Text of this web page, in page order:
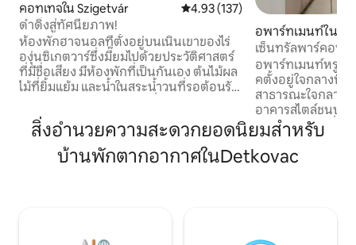
คอทเทจใน Szigetvár คะแนนเฉลี่ย 4.93 จาก 5, 137 รีวิว
4.93 (137)
ดำดิ่งสู่ทัศนียภาพ!
ห้องพักฮาจนอลที่ตั้งอยู่บนเนินเขาของไร่
องุ่นซิเกตวาร์ซึ่งมี๊ยมไปด้วยประวัติศาสตร์
ที่มีชื่อเสียง มีห้องพักที่เป็นกันเอง ต้นไม้ผล
ไม้ที่ยิ้มแย้ม และน้ำในสระน้ำวนที่รอต้อนรับ
ตลอดทั้งปี การพักผ่อน การเติมพลัง ความ
เงียบและความสงบ คำพูดที่มีเสียงใน
ภูมิภาคนี้เต็มไปด้วยเนื้อหาที่แท้จริง คุณจะ
ไม่เบื่อแม้ว่าคุณจะต้องการสิ่งอื่น: การเดิน
อพาร์ทเมนท์ใน
เซ็นทรัลพาร์คอพา
อพาร์ทเมนท์หรูระ
คตั้งอยู่ใจกลางบีเ
สาธารณะใจกลาง
อาคารสไตล์ชนบท
ประวัติศาสตร์ที่น่า
แห่งวัฒนธรรมของ
สง่างามในอดีตบน
สิ่งอำนวยความสะดวกยอดนิยมสำหรับ
บ้านพักตากอากาศในDetkovac